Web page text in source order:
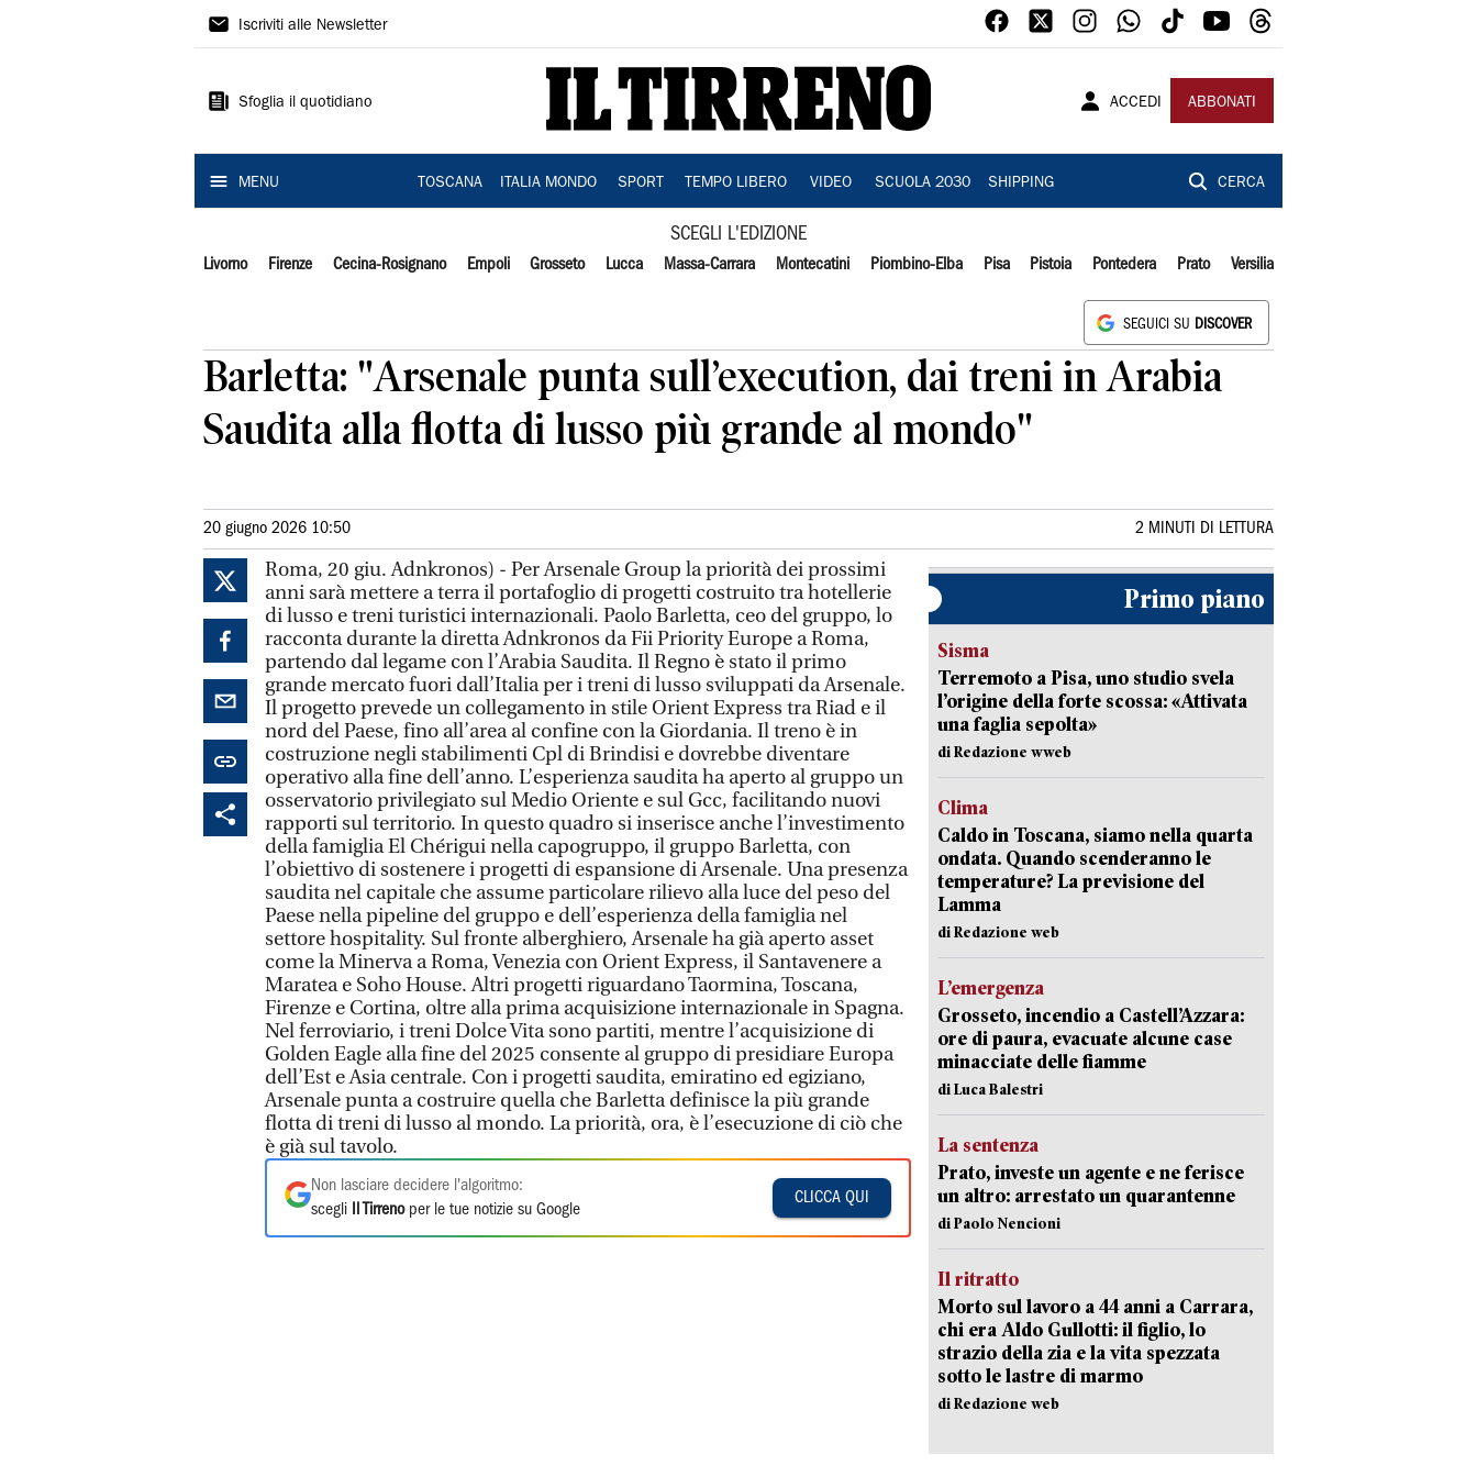
Il
Iscriviti alle Newsletter
Sfoglia il quotidiano ACCEDI ABBONATI
MENU TOSCANA ITALIA MONDO SPORT TEMPO LIBERO VIDEO SCUOLA 2030 SHIPPING CERCA
SCEGLI L'EDIZIONE
Livorno Firenze Cecina-Rosignano Empoli Grosseto Lucca Massa-Carrara Montecatini Piombino-Elba Pisa Pistoia Pontedera Prato Versilia
SEGUICI SU DISCOVER
Barletta: "Arsenale punta sull’execution, dai treni in Arabia
Saudita alla flotta di lusso più grande al mondo"
20 giugno 2026 10:50 2 MINUTI DI LETTURA
Roma, 20 giu. Adnkronos) - Per Arsenale Group la priorità dei prossimi
anni sarà mettere a terra il portafoglio di progetti costruito tra hotellerie
di lusso e treni turistici internazionali. Paolo Barletta, ceo del gruppo, lo
racconta durante la diretta Adnkronos da Fii Priority Europe a Roma,
partendo dal legame con l’Arabia Saudita. Il Regno è stato il primo
grande mercato fuori dall’Italia per i treni di lusso sviluppati da Arsenale.
Il progetto prevede un collegamento in stile Orient Express tra Riad e il
nord del Paese, fino all’area al confine con la Giordania. Il treno è in
costruzione negli stabilimenti Cpl di Brindisi e dovrebbe diventare
operativo alla fine dell’anno. L’esperienza saudita ha aperto al gruppo un
osservatorio privilegiato sul Medio Oriente e sul Gcc, facilitando nuovi
rapporti sul territorio. In questo quadro si inserisce anche l’investimento
della famiglia El Chérigui nella capogruppo, il gruppo Barletta, con
l’obiettivo di sostenere i progetti di espansione di Arsenale. Una presenza
saudita nel capitale che assume particolare rilievo alla luce del peso del
Paese nella pipeline del gruppo e dell’esperienza della famiglia nel
settore hospitality. Sul fronte alberghiero, Arsenale ha già aperto asset
come la Minerva a Roma, Venezia con Orient Express, il Santavenere a
Maratea e Soho House. Altri progetti riguardano Taormina, Toscana,
Firenze e Cortina, oltre alla prima acquisizione internazionale in Spagna.
Nel ferroviario, i treni Dolce Vita sono partiti, mentre l’acquisizione di
Golden Eagle alla fine del 2025 consente al gruppo di presidiare Europa
dell’Est e Asia centrale. Con i progetti saudita, emiratino ed egiziano,
Arsenale punta a costruire quella che Barletta definisce la più grande
flotta di treni di lusso al mondo. La priorità, ora, è l’esecuzione di ciò che
è già sul tavolo.
Non lasciare decidere l'algoritmo:
scegli
Il Tirrenoper le tue notizie su Google
CLICCA QUI
Primo piano
Sisma
Terremoto a Pisa, uno studio svela
l’origine della forte scossa: «Attivata
una faglia sepolta»
di Redazione wweb
Clima
Caldo in Toscana, siamo nella quarta
ondata. Quando scenderanno le
temperature? La previsione del
Lamma
di Redazione web
L’emergenza
Grosseto, incendio a Castell’Azzara:
ore di paura, evacuate alcune case
minacciate delle fiamme
di Luca Balestri
La sentenza
Prato, investe un agente e ne ferisce
un altro: arrestato un quarantenne
di Paolo Nencioni
Il ritratto
Morto sul lavoro a 44 anni a Carrara,
chi era Aldo Gullotti: il figlio, lo
strazio della zia e la vita spezzata
sotto le lastre di marmo
di Redazione web